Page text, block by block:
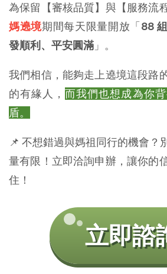
為保留【審核品質】與【服務流
媽遶境期間每天限量開放「88
發順利、平安圓滿 」。
我們相信，能夠走上遶境這段路
的有緣人，而我們也想成為你
盾。
📌 不想錯過與媽祖同行的機會？
量有限！立即洽詢申辦，讓你的
住！
立即諮